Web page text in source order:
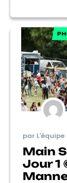
par L'équipe
Main
Jour 1